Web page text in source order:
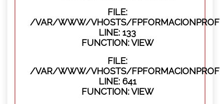
FILE:
/VAR/WWW/VHOSTS/
LINE: 133
FUNCTION: VIEW
FILE:
/VAR/WWW/VHOSTS/
LINE: 641
FUNCTION: VIEW